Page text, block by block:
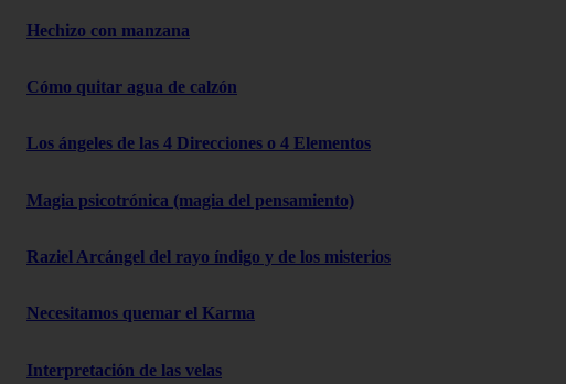
Hechizo con manzana
Cómo quitar agua de calzón
Los ángeles de las 4 Direcciones o 4 Elementos
Magia psicotrónica (magia del pensamiento)
Raziel Arcángel del rayo índigo y de los misterios
Necesitamos quemar el Karma
Interpretación de las velas